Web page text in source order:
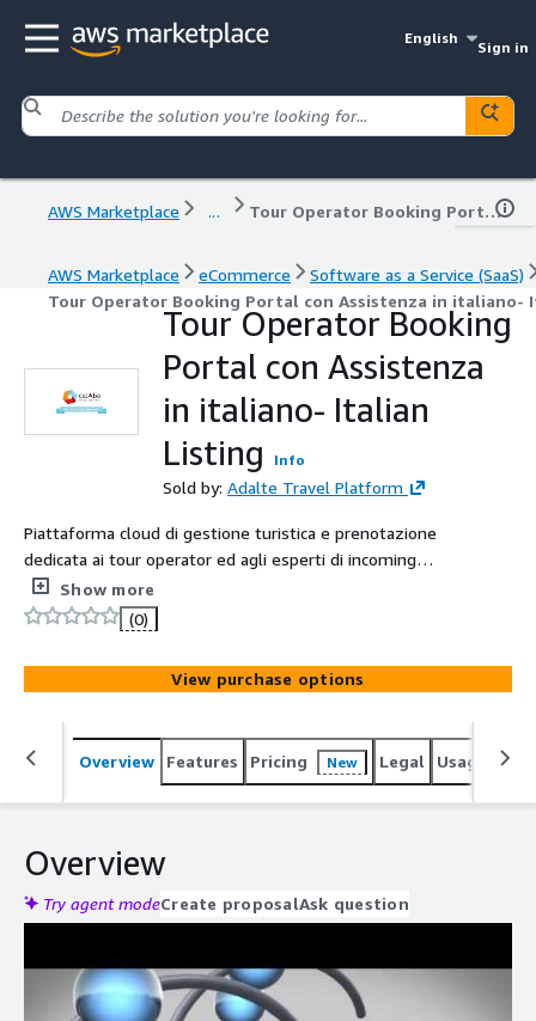
English
Sign in
AWS Marketplace ... Tour Operator Booking Portal con Assistenza in italiano- Italian Listing
AWS Marketplace eCommerce
Software as a Service (SaaS)
Tour Operator Booking Portal con Assistenza in italiano-
Tour Operator Booking
Portal con Assistenza
in italiano- Italian
Listing
Info
Sold by: Adalte Travel Platform
Piattaforma cloud di gestione turistica e prenotazione
dedicata ai tour operator ed agli esperti di incoming
italianiShow more
(0)
View purchase options
Overview Features Pricing New Legal Usage
Overview
Try agent modeCreate proposalAsk question